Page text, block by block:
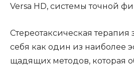
Versa HD, системы точной
Стереотаксическая
себя как один из наиболее
щадящих методов, которая